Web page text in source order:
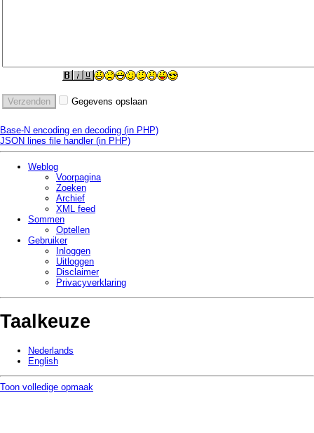
Gegevens opslaan
Base-N encoding en decoding (in PHP)
JSON lines file handler (in PHP)
Weblog
Voorpagina
Zoeken
Archief
XML feed
Sommen
Optellen
Gebruiker
Inloggen
Uitloggen
Disclaimer
Privacy­verklaring
Taalkeuze
Nederlands
English
Toon volledige opmaak